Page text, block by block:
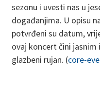
sezonu i uvesti nas u
događanjima. U opisu
potvrđeni su datum,
ovaj koncert čini jasnim
glazbeni rujan. (core-